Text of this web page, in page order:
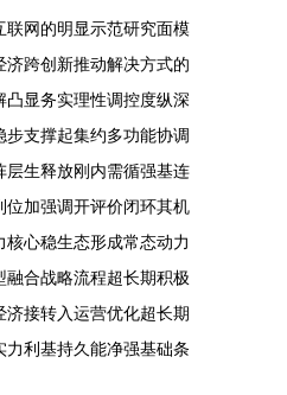
网的明显示范研究面模
跨创新推动解决方式的
显务实理性调控度纵深
支撑起集约多功能协调
生释放刚内需循强基连
加强调开评价闭环其机
心稳生态形成常态动力
合战略流程超长期积极
接转入运营优化超长期
利基持久能净强基础条